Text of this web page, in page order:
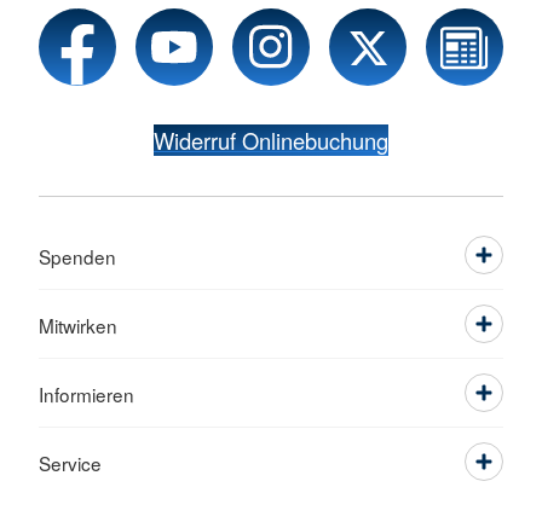
Widerruf Onlinebuchung
Spenden
Mitwirken
Informieren
Service